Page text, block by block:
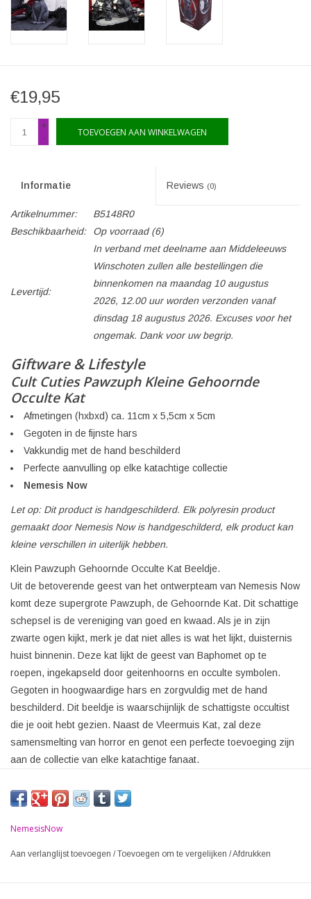
€19,95
+
-
TOEVOEGEN AAN WINKELWAGEN
Informatie Reviews (0)
Artikelnummer:
B5148R0
Beschikbaarheid:
Op voorraad(6)
Levertijd:
In verband met deelname aan Middeleeuws
Winschoten zullen alle bestellingen die
binnenkomen na maandag 10 augustus
2026, 12.00 uur worden verzonden vanaf
dinsdag 18 augustus 2026. Excuses voor het
ongemak. Dank voor uw begrip.
Giftware & Lifestyle
Cult Cuties Pawzuph Kleine Gehoornde
Occulte Kat
Afmetingen (hxbxd) ca. 11cm x 5,5cm x 5cm
Gegoten in de fijnste hars
Vakkundig met de hand beschilderd
Perfecte aanvulling op elke katachtige collectie
Nemesis Now
Let op: Dit product is handgeschilderd. Elk polyresin product
gemaakt door Nemesis Now is handgeschilderd, elk product kan
kleine verschillen in uiterlijk hebben.
Klein Pawzuph Gehoornde Occulte Kat Beeldje.
Uit de betoverende geest van het ontwerpteam van Nemesis Now
komt deze supergrote Pawzuph, de Gehoornde Kat. Dit schattige
schepsel is de vereniging van goed en kwaad. Als je in zijn
zwarte ogen kijkt, merk je dat niet alles is wat het lijkt, duisternis
huist binnenin. Deze kat lijkt de geest van Baphomet op te
roepen, ingekapseld door geitenhoorns en occulte symbolen.
Gegoten in hoogwaardige hars en zorgvuldig met de hand
beschilderd. Dit beeldje is waarschijnlijk de schattigste occultist
die je ooit hebt gezien. Naast de Vleermuis Kat, zal deze
samensmelting van horror en genot een perfecte toevoeging zijn
aan de collectie van elke katachtige fanaat.
NemesisNow
Aan verlanglijst toevoegen /Toevoegen om te vergelijken /Afdrukken